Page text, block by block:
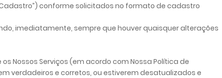
conforme solicitados no formato de cadastro
imediatamente, sempre que houver quaisquer alterações
Nossos Serviços (em acordo com Nossa Política de
verdadeiros e corretos, ou estiverem desatualizados e